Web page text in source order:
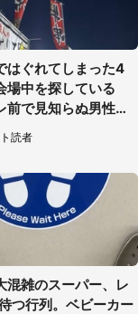
はぐれてしまった4
場中を探している
前で見知らぬ男性に
女性）
読者
混雑のスーパー、レ
つ行列。ベビーカー